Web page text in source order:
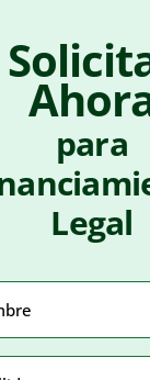
para
Legal